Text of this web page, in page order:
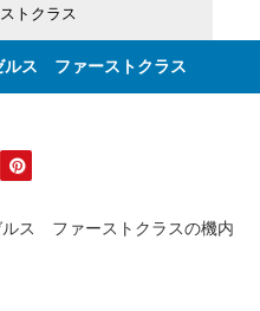
トクラス
ス ファーストクラス
ス ファーストクラスの機内